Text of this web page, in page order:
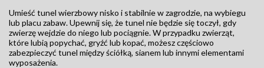
Umieść tunel wierzbowy nisko i stabilnie w zagrodzie, na wybiegu
lub placu zabaw. Upewnij się, że tunel nie będzie się toczył, gdy
zwierzę wejdzie do niego lub pociągnie. W przypadku zwierząt,
które lubią popychać, gryźć lub kopać, możesz częściowo
zabezpieczyć tunel między ściółką, sianem lub innymi elementami
wyposażenia.